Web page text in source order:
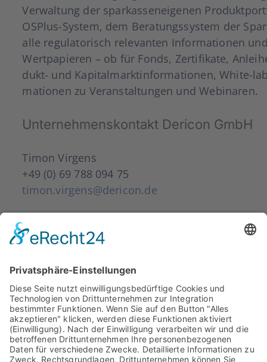
Ver­wal­tung der spar­kas­sen­ei­ge­nen
OSPlus-Sys­­tem, dem Bera­tungs­sys­tem der
alle regu­la­to­risch rele­van­ten Infor­ma­tio­nen
Wert­pa­pie­ren – ob für Fonds, Zer­ti­fi­ka­te,
dukt- und Kapi­tal­markt­in­for­ma­tio­nen, White-
ma­tio­nen zu Ver­an­stal­tun­gen und Web­i­na­ren.
Unter­neh­mens­kon­takt Der­icon GmbH
Timon Vir­gens
+49 (0) 69 788 094 75
timon.virgens@dericon.de
Über BANTLEON
auf Kapi­tal­erhalt in Kom­bi­na­ti­on mit
den Publi­­kums- und Spe­zi­al­fonds für
vi­du­el­le Port­fo­li­os (Spe­zi­al­fonds und
gema­nagt. Per Ende 2020 ver­wal­te­te
Mil­li­ar­den Schwei­zer Fran­ken), größ­ten­teils
deutsch­spra­chi­gen Raum sowie Ita­li­en und